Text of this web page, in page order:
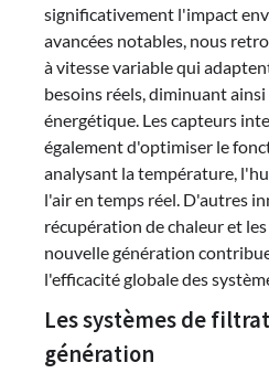
significativement l'impact
avancées notables, nous
à vitesse variable qui
besoins réels, diminuant
énergétique. Les capteurs
également d'optimiser le
analysant la température,
l'air en temps réel. D'autres
récupération de chaleur et
nouvelle génération
l'efficacité globale des
Les systèmes de
génération